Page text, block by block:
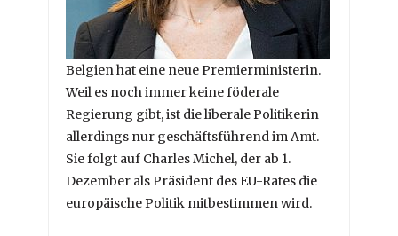
Belgien hat eine neue Premierministerin.
Weil es noch immer keine föderale
Regierung gibt, ist die liberale Politikerin
allerdings nur geschäftsführend im Amt.
Sie folgt auf Charles Michel, der ab 1.
Dezember als Präsident des EU-Rates die
europäische Politik mitbestimmen wird.